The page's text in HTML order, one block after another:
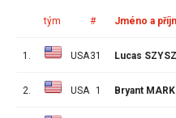
tým # Jméno a
1. USA31 Lucas
2. USA 1 Bryant